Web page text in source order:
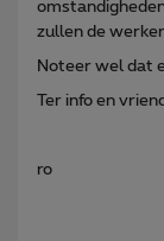
zullen de
Noteer wel dat
Ter info en
ro